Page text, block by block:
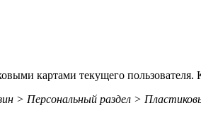
картами текущего
> Персональный раздел >